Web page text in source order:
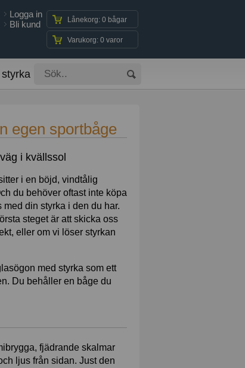
Logga in
Bli kund
Lånekorg: 0 bågar
Varukorg: 0 varor
egen sportbåge
i en böjd, vindtålig
du behöver oftast inte köpa
din styrka i den du har.
steget är att skicka oss
eller om vi löser styrkan
med styrka som ett
Du behåller en båge du
fjädrande skalmar
ljus från sidan. Just den